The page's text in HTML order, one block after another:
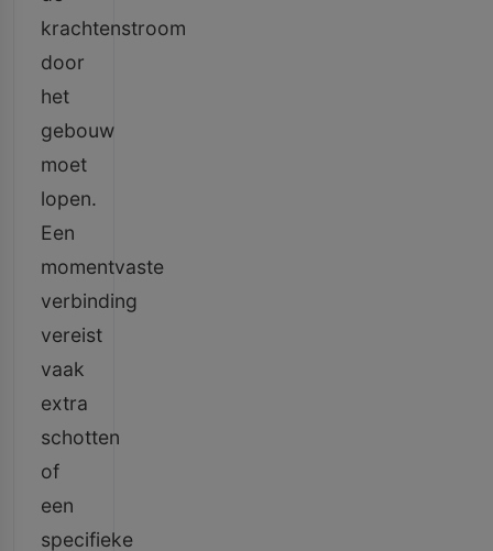
krachtenstroom
door
het
gebouw
moet
lopen.
Een
momentvaste
verbinding
vereist
vaak
extra
schotten
of
een
specifieke